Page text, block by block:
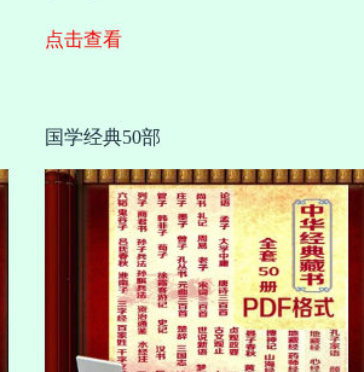
点击查看
国学经典50部